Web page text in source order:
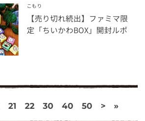
こもり
【売り切れ続出】ファミマ限
定「ちいかわBOX」開封ルポ
21 22 30 40 50 > »